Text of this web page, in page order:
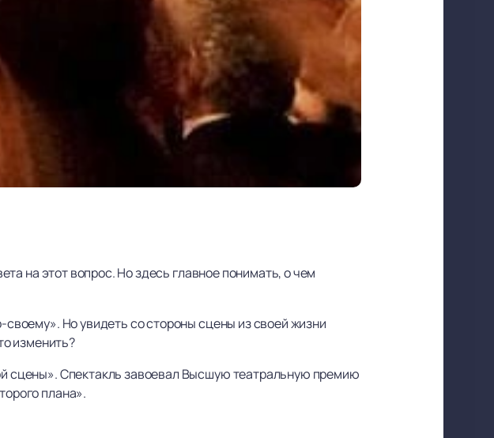
на этот вопрос. Но здесь главное понимать, о чем
Но увидеть со стороны сцены из своей жизни
изменить?
сцены». Спектакль завоевал Высшую театральную премию
плана».